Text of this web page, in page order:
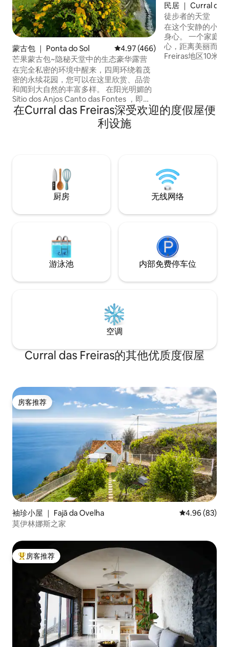
蒙古包 ｜ Ponta do Sol 平均评分 4.97 分（满分 5 分），
4.97 (466)
芒果蒙古包~隐秘天堂中的生态豪华露营
在完全私密的环境中醒来，四周环绕着茂
密的永续花园，您可以在这里欣赏、品尝
和闻到大自然的丰富多样。 在阳光明媚的
Sítio dos Anjos Canto das Fontes ，即使
在马德拉的其他地方凉爽时，这里全年都
感觉像是永恒的春天。 屡获殊荣的再生生
态露营，可持续性与舒适性和奢华性相结
民居 ｜ Curral das
徒步者的天堂
在这个安静的小屋
身心。 一个家庭
心，距离美丽而风
Freiras地区10米
从这个空间到情人
Serrado观景点。
在Curral das Freiras深受欢迎的度假屋便
利设施
厨房 无线网络
游泳池 内部免费停车位
空调
Curral das Freiras的其他优质度假屋
房客推荐
房客推荐
袖珍小屋 ｜ Fajã da Ovelha 平均评分 4.96
4.96 (83)
莫伊林娜斯之家
热门「房客推荐」
房客推荐